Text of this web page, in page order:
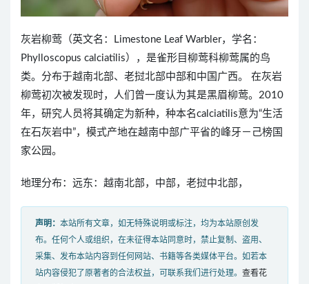
灰岩柳莺（英文名：Limestone Leaf Warbler，学名：
Phylloscopus calciatilis），是雀形目柳莺科柳莺属的鸟
类。分布于越南北部、老挝北部中部和中国广西。 在灰岩
柳莺初次被发现时，人们曾一度认为其是黑眉柳莺。2010
年，研究人员将其确定为新种，种本名calciatilis意为“生活
在石灰岩中”，模式产地在越南中部广平省的峰牙－己榜国
家公园。
地理分布：远东：越南北部，中部，老挝中北部，
声明： 本站所有文章，如无特殊说明或标注，均为本站原创发
布。任何个人或组织，在未征得本站同意时，禁止复制、盗用、
采集、发布本站内容到任何网站、书籍等各类媒体平台。如若本
站内容侵犯了原著者的合法权益，可联系我们进行处理。 查看花